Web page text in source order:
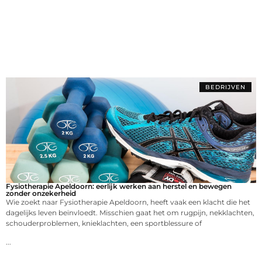
BEDRIJVEN
Fysiotherapie Apeldoorn: eerlijk werken aan herstel en bewegen
zonder onzekerheid
Wie zoekt naar Fysiotherapie Apeldoorn, heeft vaak een klacht die het
dagelijks leven beïnvloedt. Misschien gaat het om rugpijn, nekklachten,
schouderproblemen, knieklachten, een sportblessure of
...